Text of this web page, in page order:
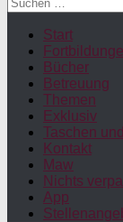
nach:
Start
Bücher
Betreuung
Themen
Exklusiv
Taschen
Kontakt
Maw
Nichts
App